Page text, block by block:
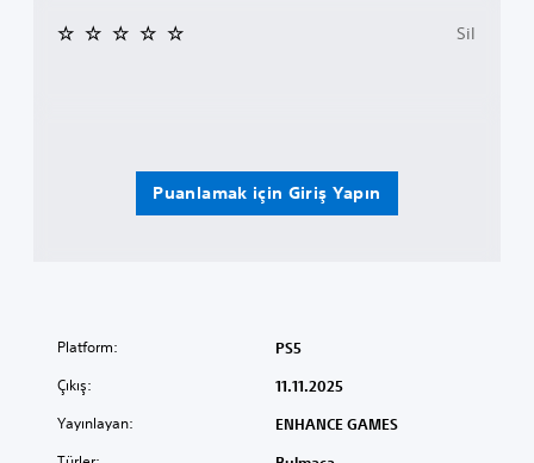
Puanlamak için Giriş Yapın
Sil
Platform: PS5
Çıkış: 11.11.2025
Yayınlayan: ENHANCE GAMES